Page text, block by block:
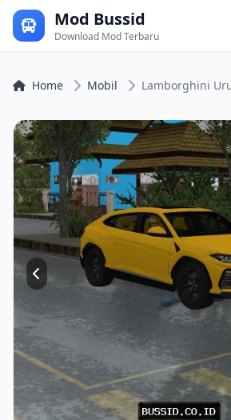
Mod Bussid
Download Mod Terbaru
Home Mobil Lamborghini